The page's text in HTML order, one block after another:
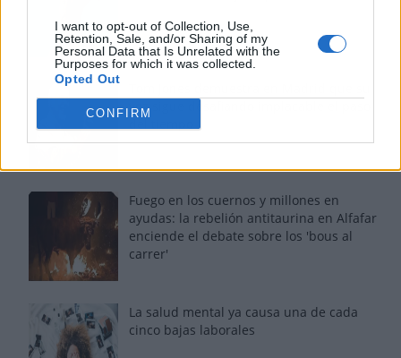
I want to opt-out of Collection, Use,
Retention, Sale, and/or Sharing of my
Personal Data that Is Unrelated with the
Purposes for which it was collected.
Opted Out
CONFIRMvoz sigue desafiando implacable el paso
Fuego en los cuernos y millones en
ayudas: la rebelión antitaurina en Alfafar
enciende el debate sobre los 'bous al
carrer'
La salud mental ya causa una de cada
cinco bajas laborales